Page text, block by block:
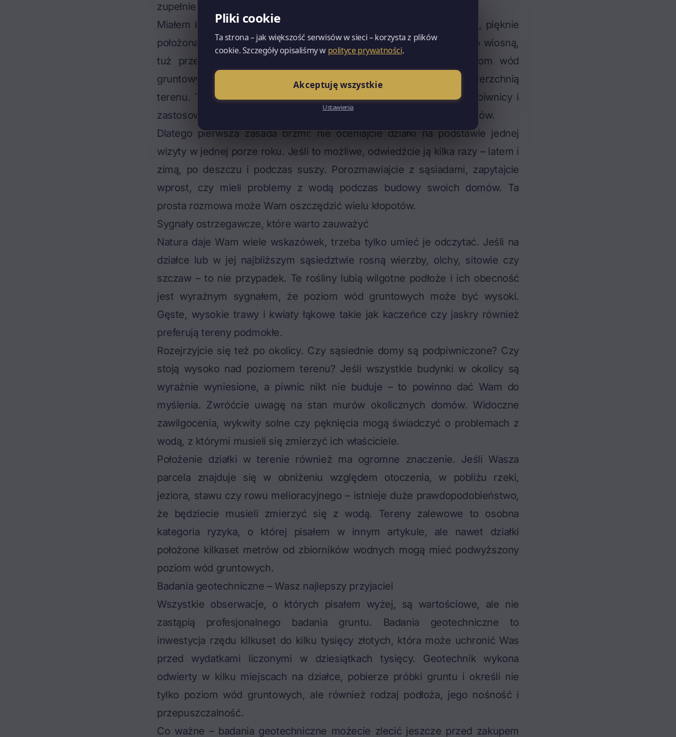
zupełnie inaczej niż podczas suchego lata.
Miałem kiedyś klientów, którzy kupili działkę w sierpniu. Była sucha, pięknie
położona, z widokiem na łąkę. Badania geotechniczne zlecili dopiero wiosną,
tuż przed rozpoczęciem budowy. I wtedy okazało się, że poziom wód
gruntowych w marcu znajduje się zaledwie pół metra pod powierzchnią
terenu. To całkowicie zmieniło plany – musieliśmy zrezygnować z piwnicy i
zastosować rozwiązania, które znacząco podniosły koszty fundamentów.
Dlatego pierwsza zasada brzmi: nie oceniajcie działki na podstawie jednej
wizyty w jednej porze roku. Jeśli to możliwe, odwiedźcie ją kilka razy – latem i
zimą, po deszczu i podczas suszy. Porozmawiajcie z sąsiadami, zapytajcie
wprost, czy mieli problemy z wodą podczas budowy swoich domów. Ta
prosta rozmowa może Wam oszczędzić wielu kłopotów.
Sygnały ostrzegawcze, które warto zauważyć
Natura daje Wam wiele wskazówek, trzeba tylko umieć je odczytać. Jeśli na
działce lub w jej najbliższym sąsiedztwie rosną wierzby, olchy, sitowie czy
szczaw – to nie przypadek. Te rośliny lubią wilgotne podłoże i ich obecność
jest wyraźnym sygnałem, że poziom wód gruntowych może być wysoki.
Gęste, wysokie trawy i kwiaty łąkowe takie jak kaczeńce czy jaskry również
preferują tereny podmokłe.
Rozejrzyjcie się też po okolicy. Czy sąsiednie domy są podpiwniczone? Czy
stoją wysoko nad poziomem terenu? Jeśli wszystkie budynki w okolicy są
wyraźnie wyniesione, a piwnic nikt nie buduje – to powinno dać Wam do
myślenia. Zwróćcie uwagę na stan murów okolicznych domów. Widoczne
zawilgocenia, wykwity solne czy pęknięcia mogą świadczyć o problemach z
wodą, z którymi musieli się zmierzyć ich właściciele.
Położenie działki w terenie również ma ogromne znaczenie. Jeśli Wasza
parcela znajduje się w obniżeniu względem otoczenia, w pobliżu rzeki,
jeziora, stawu czy rowu melioracyjnego – istnieje duże prawdopodobieństwo,
że będziecie musieli zmierzyć się z wodą. Tereny zalewowe to osobna
kategoria ryzyka, o której pisałem w innym artykule, ale nawet działki
położone kilkaset metrów od zbiorników wodnych mogą mieć podwyższony
poziom wód gruntowych.
Badania geotechniczne – Wasz najlepszy przyjaciel
Wszystkie obserwacje, o których pisałem wyżej, są wartościowe, ale nie
zastąpią profesjonalnego badania gruntu.
Badania geotechniczne to
inwestycja rzędu kilkuset do kilku tysięcy złotych, która może uchronić Was
przed wydatkami liczonymi w dziesiątkach tysięcy. Geotechnik wykona
odwierty w kilku miejscach na działce, pobierze próbki gruntu i określi nie
tylko poziom wód gruntowych, ale również rodzaj podłoża, jego nośność i
przepuszczalność.
Co ważne – badania geotechniczne możecie zlecić jeszcze przed zakupem
Pliki cookie
Ta strona – jak większość serwisów w sieci – korzysta z plików
cookie. Szczegóły opisaliśmy w polityce prywatności.
Akceptuję wszystkie
Ustawienia